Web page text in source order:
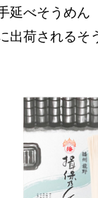
延べそうめ
出荷されるそ